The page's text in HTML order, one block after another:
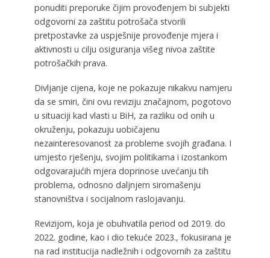
ponuditi preporuke čijim provođenjem bi subjekti
odgovorni za zaštitu potrošača stvorili
pretpostavke za uspješnije provođenje mjera i
aktivnosti u cilju osiguranja višeg nivoa zaštite
potrošačkih prava.
Divljanje cijena, koje ne pokazuje nikakvu namjeru
da se smiri, čini ovu reviziju značajnom, pogotovo
u situaciji kad vlasti u BiH, za razliku od onih u
okruženju, pokazuju uobičajenu
nezainteresovanost za probleme svojih građana. I
umjesto rješenju, svojim politikama i izostankom
odgovarajućih mjera doprinose uvećanju tih
problema, odnosno daljnjem siromašenju
stanovništva i socijalnom raslojavanju.
Revizijom, koja je obuhvatila period od 2019. do
2022. godine, kao i dio tekuće 2023., fokusirana je
na rad institucija nadležnih i odgovornih za zaštitu